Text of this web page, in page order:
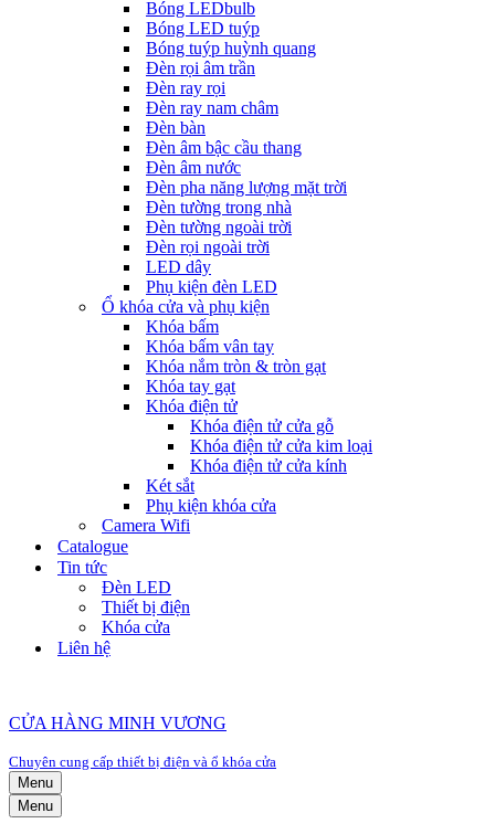
Bóng LEDbulb
Bóng LED tuýp
Bóng tuýp huỳnh quang
Đèn rọi âm trần
Đèn ray rọi
Đèn ray nam châm
Đèn bàn
Đèn âm bậc cầu thang
Đèn âm nước
Đèn pha năng lượng mặt trời
Đèn tường trong nhà
Đèn tường ngoài trời
Đèn rọi ngoài trời
LED dây
Phụ kiện đèn LED
Ổ khóa cửa và phụ kiện
Khóa bấm
Khóa bấm vân tay
Khóa nắm tròn & tròn gạt
Khóa tay gạt
Khóa điện tử
Khóa điện tử cửa gỗ
Khóa điện tử cửa kim loại
Khóa điện tử cửa kính
Két sắt
Phụ kiện khóa cửa
Camera Wifi
Catalogue
Tin tức
Đèn LED
Thiết bị điện
Khóa cửa
Liên hệ
CỬA HÀNG MINH VƯƠNG
Chuyên cung cấp thiết bị điện và ổ khóa cửa
Menu
Menu